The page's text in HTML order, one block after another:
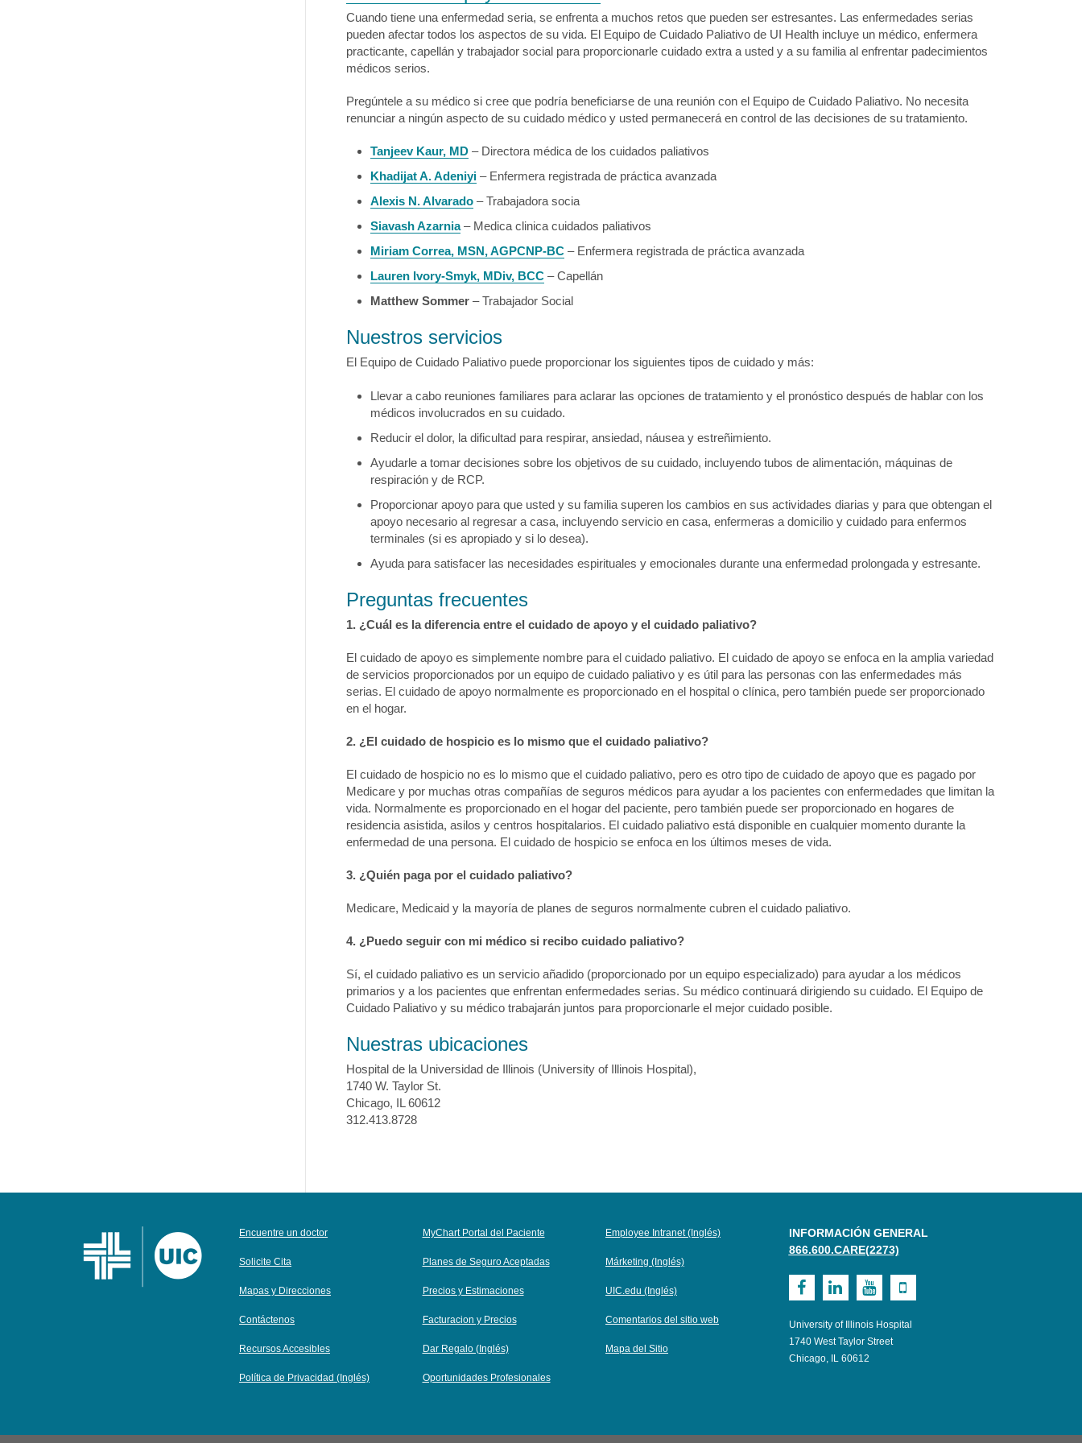
Cuando tiene una enfermedad seria, se enfrenta a muchos retos que pueden ser estresantes. Las enfermedades serias
pueden afectar todos los aspectos de su vida. El Equipo de Cuidado Paliativo de UI Health incluye un médico, enfermera
practicante, capellán y trabajador social para proporcionarle cuidado extra a usted y a su familia al enfrentar padecimientos
médicos serios.
Pregúntele a su médico si cree que podría beneficiarse de una reunión con el Equipo de Cuidado Paliativo. No necesita
renunciar a ningún aspecto de su cuidado médico y usted permanecerá en control de las decisiones de su tratamiento.
Tanjeev Kaur, MD– Directora médica de los cuidados paliativos
Khadijat A. Adeniyi – Enfermera registrada de práctica avanzada
Alexis N. Alvarado– Trabajadora socia
Siavash Azarnia– Medica clinica cuidados paliativos
Miriam Correa, MSN, AGPCNP-BC– Enfermera registrada de práctica avanzada
Lauren Ivory-Smyk, MDiv, BCC– Capellán
Matthew Sommer– Trabajador Social
Nuestros servicios
El Equipo de Cuidado Paliativo puede proporcionar los siguientes tipos de cuidado y más:
Llevar a cabo reuniones familiares para aclarar las opciones de tratamiento y el pronóstico después de hablar con los
médicos involucrados en su cuidado.
Reducir el dolor, la dificultad para respirar, ansiedad, náusea y estreñimiento.
Ayudarle a tomar decisiones sobre los objetivos de su cuidado, incluyendo tubos de alimentación, máquinas de
respiración y de RCP.
Proporcionar apoyo para que usted y su familia superen los cambios en sus actividades diarias y para que obtengan el
apoyo necesario al regresar a casa, incluyendo servicio en casa, enfermeras a domicilio y cuidado para enfermos
terminales (si es apropiado y si lo desea).
Ayuda para satisfacer las necesidades espirituales y emocionales durante una enfermedad prolongada y estresante.
Preguntas frecuentes
1. ¿Cuál es la diferencia entre el cuidado de apoyo y el cuidado paliativo?
El cuidado de apoyo es simplemente nombre para el cuidado paliativo. El cuidado de apoyo se enfoca en la amplia variedad
de servicios proporcionados por un equipo de cuidado paliativo y es útil para las personas con las enfermedades más
serias. El cuidado de apoyo normalmente es proporcionado en el hospital o clínica, pero también puede ser proporcionado
en el hogar.
2. ¿El cuidado de hospicio es lo mismo que el cuidado paliativo?
El cuidado de hospicio no es lo mismo que el cuidado paliativo, pero es otro tipo de cuidado de apoyo que es pagado por
Medicare y por muchas otras compañías de seguros médicos para ayudar a los pacientes con enfermedades que limitan la
vida. Normalmente es proporcionado en el hogar del paciente, pero también puede ser proporcionado en hogares de
residencia asistida, asilos y centros hospitalarios. El cuidado paliativo está disponible en cualquier momento durante la
enfermedad de una persona. El cuidado de hospicio se enfoca en los últimos meses de vida.
3. ¿Quién paga por el cuidado paliativo?
Medicare, Medicaid y la mayoría de planes de seguros normalmente cubren el cuidado paliativo.
4. ¿Puedo seguir con mi médico si recibo cuidado paliativo?
Sí, el cuidado paliativo es un servicio añadido (proporcionado por un equipo especializado) para ayudar a los médicos
primarios y a los pacientes que enfrentan enfermedades serias. Su médico continuará dirigiendo su cuidado. El Equipo de
Cuidado Paliativo y su médico trabajarán juntos para proporcionarle el mejor cuidado posible.
Nuestras ubicaciones
Hospital de la Universidad de Illinois (University of Illinois Hospital),
1740 W. Taylor St.
Chicago, IL 60612
312.413.8728
Encuentre un doctor
Solicite Cita
Mapas y Direcciones
Contáctenos
Recursos Accesibles
Política de Privacidad (Inglés)
MyChart Portal del Paciente
Planes de Seguro Aceptadas
Precios y Estimaciones
Facturacion y Precios
Dar Regalo (Inglés)
Oportunidades Profesionales
Employee Intranet (Inglés)
Márketing (Inglés)
UIC.edu (Inglés)
Comentarios del sitio web
Mapa del Sitio
INFORMACIÓN GENERAL
866.600.CARE(2273)
Visit
Health
on
Visit
Health
on
Visit
Health
Visit
University of Illinois Hospital
1740 West Taylor Street
Chicago, IL 60612